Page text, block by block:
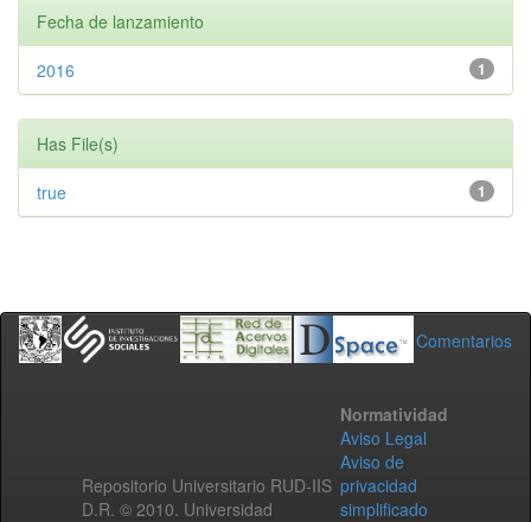
Fecha de lanzamiento
1
2016
Has File(s)
1
true
Comentarios
Repositorio Universitario RUD-IIS
D.R. © 2010. Universidad
Normatividad
Aviso Legal
Aviso de
privacidad
simplificado